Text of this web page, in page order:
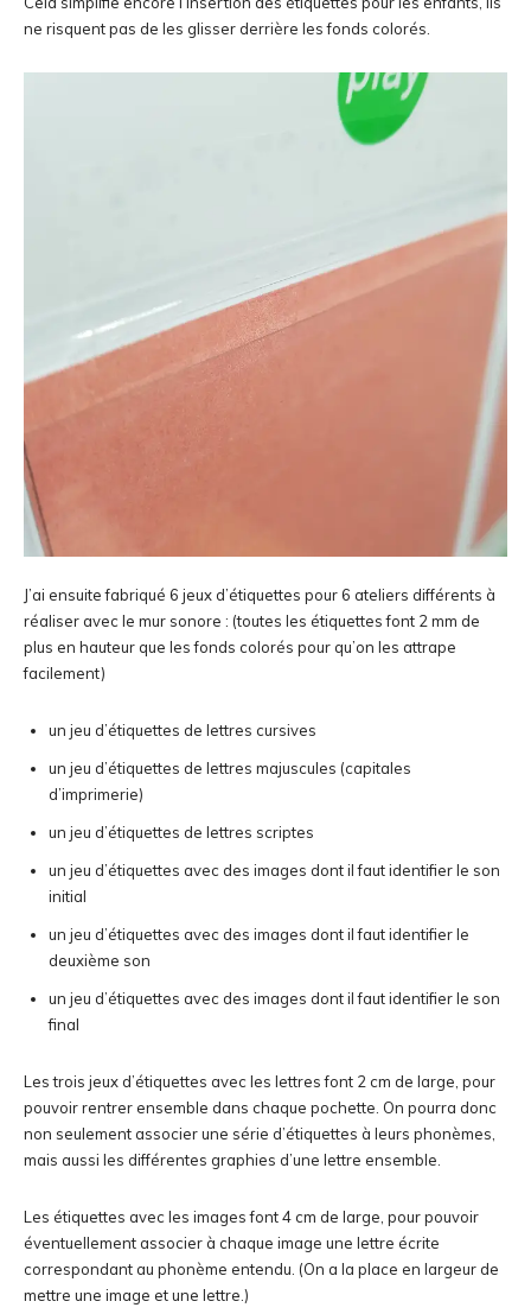
ne risquent pas de les glisser derrière les fonds colorés.
J’ai ensuite fabriqué 6 jeux d’étiquettes pour 6 ateliers différents à
réaliser avec le mur sonore : (toutes les étiquettes font 2 mm de
plus en hauteur que les fonds colorés pour qu’on les attrape
facilement)
un jeu d’étiquettes de lettres cursives
un jeu d’étiquettes de lettres majuscules (capitales
d’imprimerie)
un jeu d’étiquettes de lettres scriptes
un jeu d’étiquettes avec des images dont il faut identifier le son
initial
un jeu d’étiquettes avec des images dont il faut identifier le
deuxième son
un jeu d’étiquettes avec des images dont il faut identifier le son
final
Les trois jeux d’étiquettes avec les lettres font 2 cm de large, pour
pouvoir rentrer ensemble dans chaque pochette. On pourra donc
non seulement associer une série d’étiquettes à leurs phonèmes,
mais aussi les différentes graphies d’une lettre ensemble.
Les étiquettes avec les images font 4 cm de large, pour pouvoir
éventuellement associer à chaque image une lettre écrite
correspondant au phonème entendu. (On a la place en largeur de
mettre une image et une lettre.)